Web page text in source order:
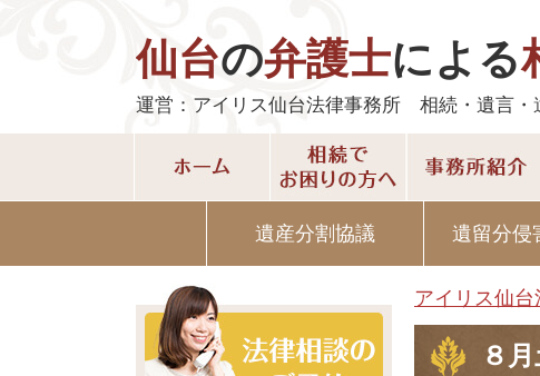
仙台の弁護士による
運営：アイリス仙台法律事務所 相続・遺言・
遺産分割協議 遺留分侵
アイリス仙
８